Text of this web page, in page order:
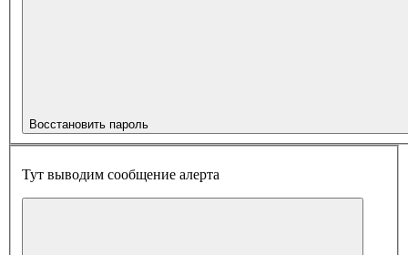
Восстановить пароль
Тут выводим сообщение алерта